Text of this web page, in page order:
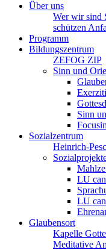
Über uns
Wer wir sind
schützen
Programm
Bildungszentrum
ZEFOG ZIP
Sinn und
Sinn
Sozialzentrum
Heinrich-
LU
LU
Glaubensort
Kapelle
Meditative